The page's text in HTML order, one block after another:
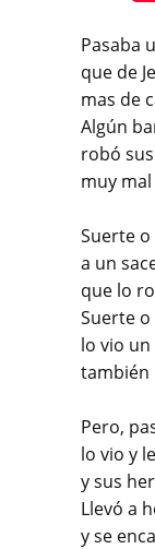
Pasaba
que de
mas de
Algún
robó
muy
Suerte
a un
que lo
Suerte
lo vio
también
Pero,
lo vio y
y sus
Llevó a
y se